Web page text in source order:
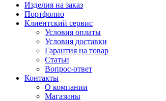
Изделия на заказ
Портфолио
Клиентский сервис
Условия оплаты
Условия доставки
Гарантия на товар
Статьи
Вопрос-ответ
Контакты
О компании
Магазины